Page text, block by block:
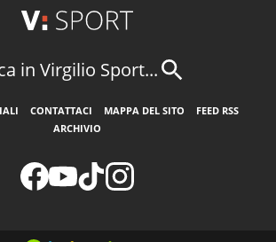
in Virgilio Sport...
CONTATTACI MAPPA DEL SITO
FEED RSS
ARCHIVIO